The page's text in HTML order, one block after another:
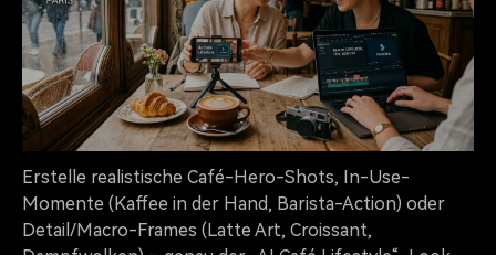
Erstelle realistische Café-Hero-Shots, In-Use-
Momente (Kaffee in der Hand, Barista-Action) oder
Detail/Macro-Frames (Latte Art, Croissant,